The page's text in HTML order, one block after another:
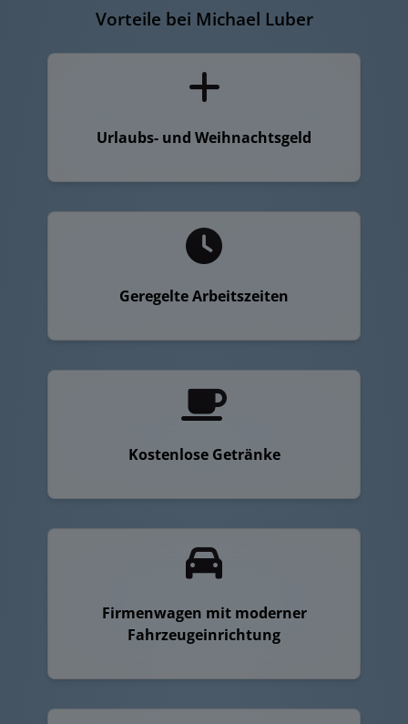
Vorteile bei Michael Luber
Urlaubs- und Weihnachtsgeld
Geregelte Arbeitszeiten
Kostenlose Getränke
Firmenwagen mit moderner
Fahrzeugeinrichtung